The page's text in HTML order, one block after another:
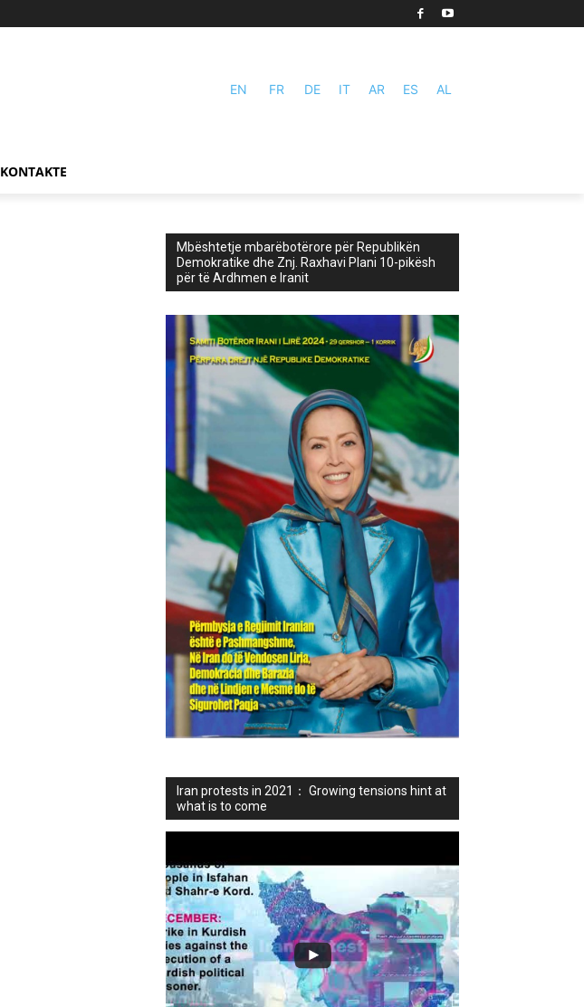
EN FR DE IT AR ES AL
KONTAKTE
Mbështetje mbarëbotërore për Republikën
Demokratike dhe Znj. Raxhavi Plani 10-pikësh
për të Ardhmen e Iranit
Iran protests in 2021： Growing tensions hint at
what is to come